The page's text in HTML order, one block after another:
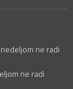
ne radi
ne radi